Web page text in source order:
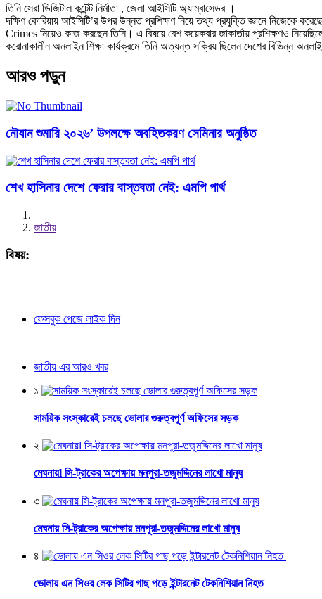
তিনি সেরা ডিজিটাল কন্টেন্ট নির্মাতা , জেলা আইসিটি অ্যাম্বাসেডর ।
দক্ষিণ কোরিয়ায় আইসিটি’র উপর উন্নত প্রশিক্ষণ নিয়ে তথ্য প্রযুক্তি জ্ঞানে
Crimes নিয়েও কাজ করছেন তিনি। এ বিষয়ে বেশ কয়েকবার জাকার্তায় প্রশিক্ষণও
করোনাকালীন অনলাইন শিক্ষা কার্যক্রমে তিনি অত্যন্ত সক্রিয় ছিলেন দেশের বিভিন্ন
আরও পড়ুন
নৌযান শুমারি ২০২৬’ উপলক্ষে অবহিতকরণ সেমিনার অনুষ্ঠিত
শেখ হাসিনার দেশে ফেরার বাস্তবতা নেই: এমপি পার্থ
জাতীয়
বিষয়:
ফেসবুক পেজে লাইক দিন
জাতীয় এর আরও খবর
১
সাময়িক সংস্কারেই চলছে ভোলার গুরুত্বপূর্ণ অফিসের সড়ক
২
মেঘনায়l সি-ট্রাকের অপেক্ষায় মনপুরা-তজুমদ্দিনের লাখো মানুষ
৩
মেঘনায় সি-ট্রাকের অপেক্ষায় মনপুরা-তজুমদ্দিনের লাখো মানুষ
৪
ভোলায় এন সিওর লেক সিটির গাছ পড়ে ইন্টারনেট টেকনিশিয়ান নিহত